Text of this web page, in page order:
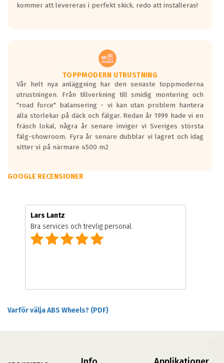
kommer att levereras i perfekt skick, redo att installeras!
TOPPMODERN UTRUSTNING
Vår helt nya anläggning har den senaste toppmoderna
utrustningen. Från tillverkning till smidig montering och
"road force" balansering - vi kan utan problem hantera
alla storlekar på däck och fälgar. Redan år 1999 hade vi en
fräsch lokal, några år senare inviger vi Sveriges största
fälg-showroom. Fyra år senare dubblar vi lagret och idag
sitter vi på närmare 4500 m2
GOOGLE RECENSIONER
Lars Lantz
Bra services och trevlig personal.
Varför välja ABS Wheels? (PDF)